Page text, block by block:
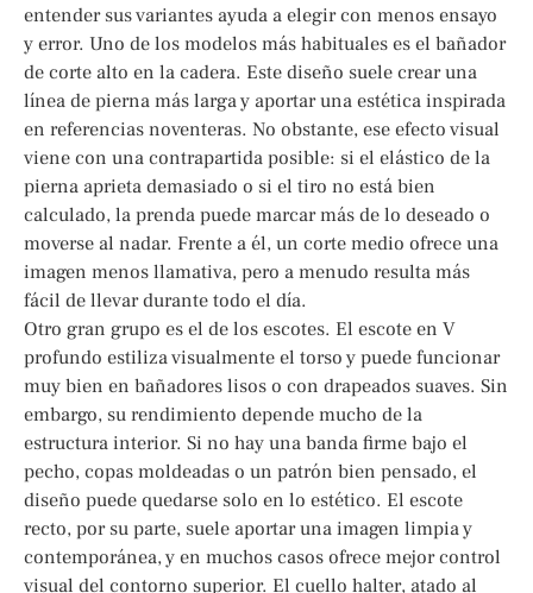
entender sus variantes ayuda a elegir con menos ensayo
y error. Uno de los modelos más habituales es el bañador
de corte alto en la cadera. Este diseño suele crear una
línea de pierna más larga y aportar una estética inspirada
en referencias noventeras. No obstante, ese efecto visual
viene con una contrapartida posible: si el elástico de la
pierna aprieta demasiado o si el tiro no está bien
calculado, la prenda puede marcar más de lo deseado o
moverse al nadar. Frente a él, un corte medio ofrece una
imagen menos llamativa, pero a menudo resulta más
fácil de llevar durante todo el día.
Otro gran grupo es el de los escotes. El escote en V
profundo estiliza visualmente el torso y puede funcionar
muy bien en bañadores lisos o con drapeados suaves. Sin
embargo, su rendimiento depende mucho de la
estructura interior. Si no hay una banda firme bajo el
pecho, copas moldeadas o un patrón bien pensado, el
diseño puede quedarse solo en lo estético. El escote
recto, por su parte, suele aportar una imagen limpia y
contemporánea, y en muchos casos ofrece mejor control
visual del contorno superior. El cuello halter, atado al